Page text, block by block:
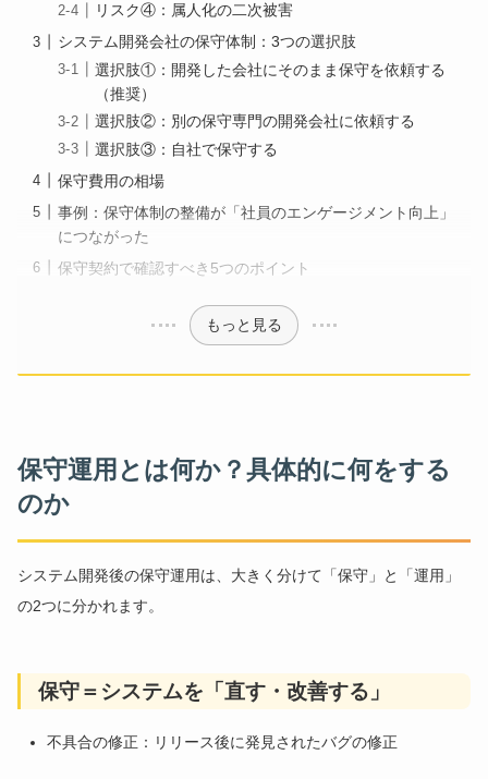
リスク④：属人化の二次被害
システム開発会社の保守体制：3つの選択肢
選択肢①：開発した会社にそのまま保守を依頼する
（推奨）
選択肢②：別の保守専門の開発会社に依頼する
選択肢③：自社で保守する
保守費用の相場
事例：保守体制の整備が「社員のエンゲージメント向上」
につながった
保守契約で確認すべき5つのポイント
もっと見る
保守運用とは何か？具体的に何をする
のか
システム開発後の保守運用は、大きく分けて「保守」と「運用」
の2つに分かれます。
保守＝システムを「直す・改善する」
不具合の修正：リリース後に発見されたバグの修正